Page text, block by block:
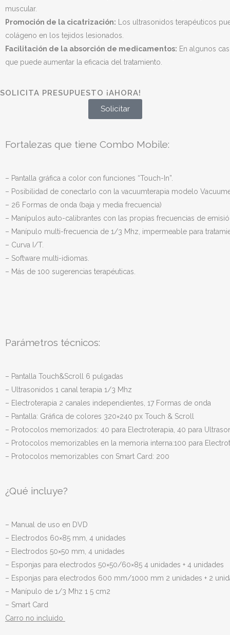
muscular.
Promoción de la cicatrización: Los ultrasonidos terapéuticos
colágeno en los tejidos lesionados.
Facilitación de la absorción de medicamentos: En algunos
que puede aumentar la eficacia del tratamiento.
SOLICITA PRESUPUESTO ¡AHORA!
Solicitar
Fortalezas que tiene Combo Mobile:
– Pantalla gráfica a color con funciones “Touch-In”.
– Posibilidad de conectarlo con la vacuumterapia modelo
– 26 Formas de onda (baja y media frecuencia)
– Manípulos auto-calibrantes con las propias frecuencias de
– Manípulo multi-frecuencia de 1/3 Mhz, impermeable para
– Curva I/T.
– Software multi-idiomas.
– Más de 100 sugerencias terapéuticas.
Parámetros técnicos:
– Pantalla Touch&Scroll 6 pulgadas
– Ultrasonidos 1 canal terapia 1/3 Mhz
– Electroterapia 2 canales independientes, 17 Formas de onda
– Pantalla: Gráfica de colores 320×240 px Touch & Scroll
– Protocolos memorizados: 40 para Electroterapia, 40 para
– Protocolos memorizables en la memoria interna:100 para
– Protocolos memorizables con Smart Card: 200
¿Qué incluye?
– Manual de uso en DVD
– Electrodos 60×85 mm, 4 unidades
– Electrodos 50×50 mm, 4 unidades
– Esponjas para electrodos 50×50/60×85 4 unidades + 4 unidades
– Esponjas para electrodos 600 mm/1000 mm 2 unidades + 2
– Manípulo de 1/3 Mhz 1 5 cm2
– Smart Card
Carro no incluido